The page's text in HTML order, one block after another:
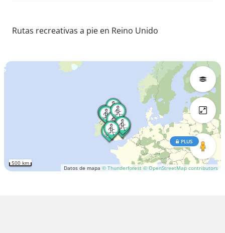
Rutas recreativas a pie en Reino Unido
Datos de mapa © Thunderforest © OpenStreetMap contributors
PLUS
500 km